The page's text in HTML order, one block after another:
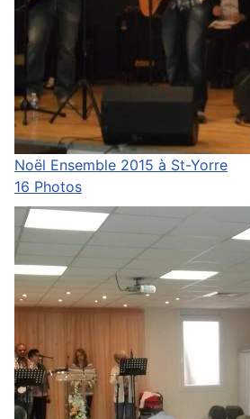
Noël Ensemble 2015 à St-Yorre
16 Photos